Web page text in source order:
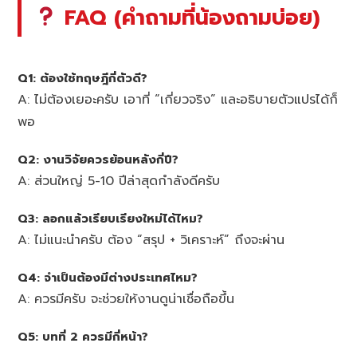
FAQ (คำถามที่น้องถามบ่อย)
Q1: ต้องใช้ทฤษฎีกี่ตัวดี?
A: ไม่ต้องเยอะครับ เอาที่ “เกี่ยวจริง” และอธิบายตัวแปรได้ก็
พอ
Q2: งานวิจัยควรย้อนหลังกี่ปี?
A: ส่วนใหญ่ 5-10 ปีล่าสุดกำลังดีครับ
Q3: ลอกแล้วเรียบเรียงใหม่ได้ไหม?
A: ไม่แนะนำครับ ต้อง “สรุป + วิเคราะห์” ถึงจะผ่าน
Q4: จำเป็นต้องมีต่างประเทศไหม?
A: ควรมีครับ จะช่วยให้งานดูน่าเชื่อถือขึ้น
Q5: บทที่ 2 ควรมีกี่หน้า?